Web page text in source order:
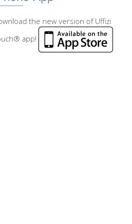
the new version of Uffizi
app!